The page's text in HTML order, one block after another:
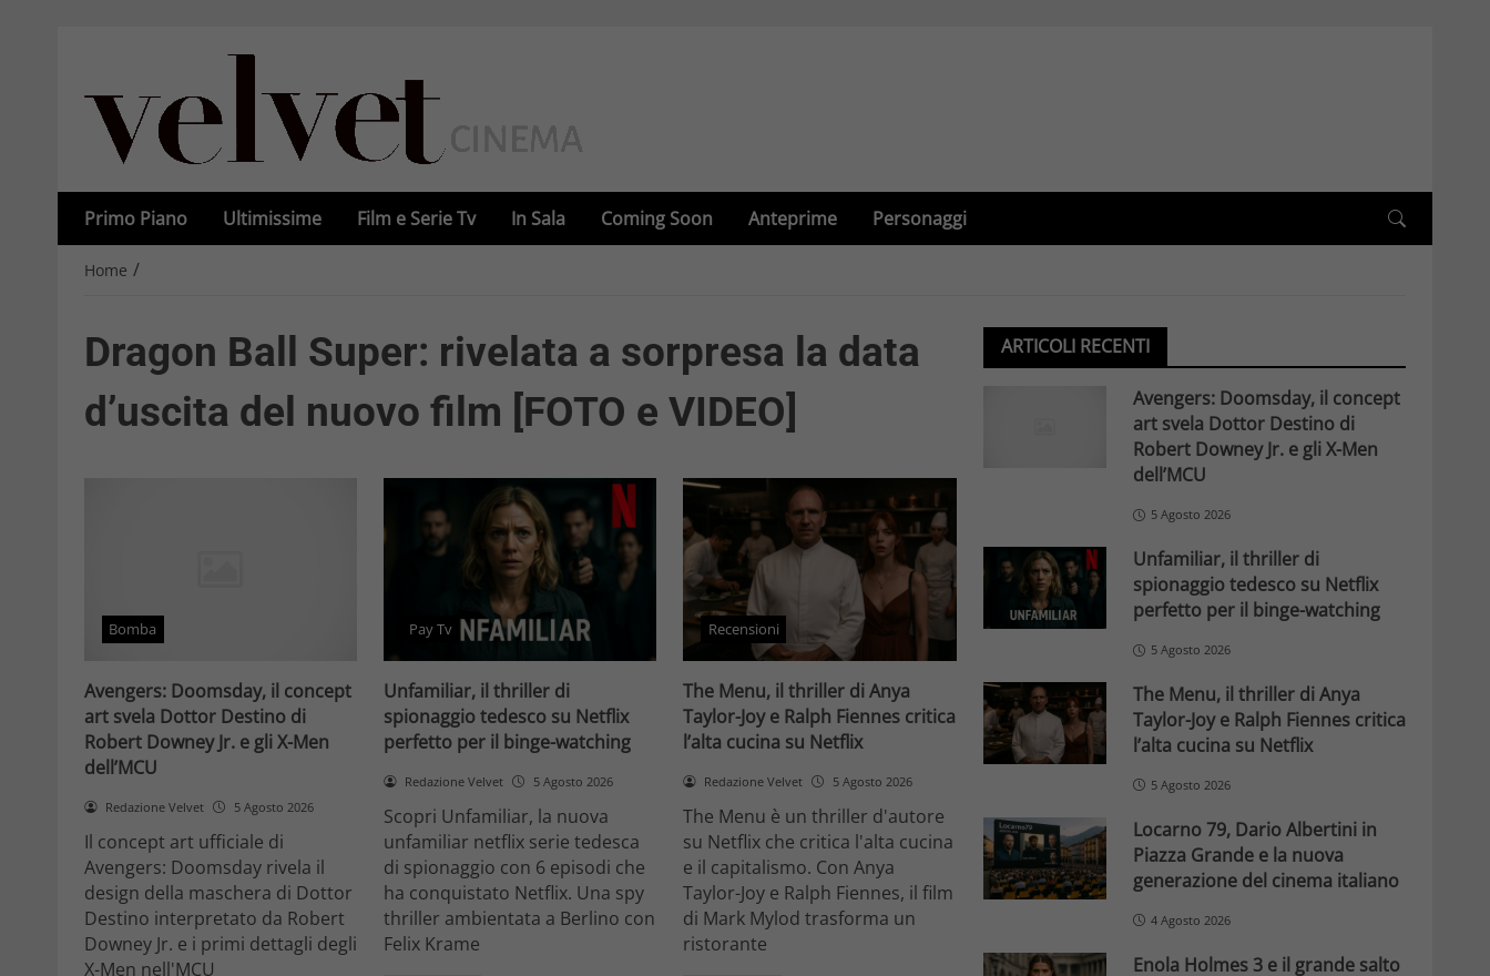
Primo Piano Ultimissime Film e Serie Tv In Sala Coming Soon Anteprime Personaggi
Home /
Dragon Ball Super: rivelata a sorpresa la data
d’uscita del nuovo film [FOTO e VIDEO]
Bomba
Avengers: Doomsday, il concept
art svela Dottor Destino di
Robert Downey Jr. e gli X-Men
dell’MCU
Redazione Velvet 5 Agosto 2026
Il concept art ufficiale di
Avengers: Doomsday rivela il
design della maschera di Dottor
Destino interpretato da Robert
Downey Jr. e i primi dettagli degli
X-Men nell'MCU
Pay Tv
Unfamiliar, il thriller di
spionaggio tedesco su Netflix
perfetto per il binge-watching
Redazione Velvet 5 Agosto 2026
Scopri Unfamiliar, la nuova
unfamiliar netflix serie tedesca
di spionaggio con 6 episodi che
ha conquistato Netflix. Una spy
thriller ambientata a Berlino con
Felix Krame
Recensioni
The Menu, il thriller di Anya
Taylor-Joy e Ralph Fiennes critica
l’alta cucina su Netflix
Redazione Velvet 5 Agosto 2026
The Menu è un thriller d'autore
su Netflix che critica l'alta cucina
e il capitalismo. Con Anya
Taylor-Joy e Ralph Fiennes, il film
di Mark Mylod trasforma un
ristorante
ARTICOLI RECENTI
Avengers: Doomsday, il concept
art svela Dottor Destino di
Robert Downey Jr. e gli X-Men
dell’MCU
5 Agosto 2026
Unfamiliar, il thriller di
spionaggio tedesco su Netflix
perfetto per il binge-watching
5 Agosto 2026
The Menu, il thriller di Anya
Taylor-Joy e Ralph Fiennes critica
l’alta cucina su Netflix
5 Agosto 2026
Locarno 79, Dario Albertini in
Piazza Grande e la nuova
generazione del cinema italiano
4 Agosto 2026
Enola Holmes 3 e il grande salto